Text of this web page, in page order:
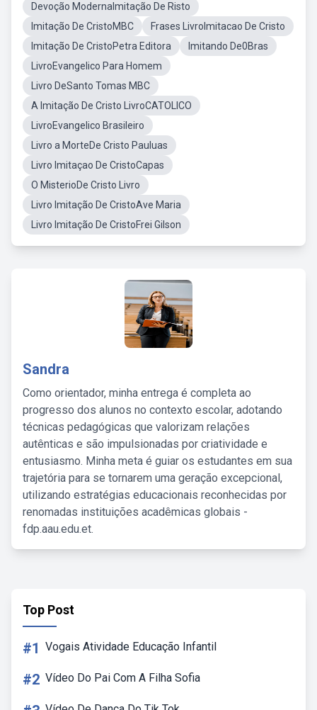
Devoção ModernaImitação De Risto
Imitação De CristoMBC
Frases LivroImitacao De Cristo
Imitação De CristoPetra Editora
Imitando De0Bras
LivroEvangelico Para Homem
Livro DeSanto Tomas MBC
A Imitação De Cristo LivroCATOLICO
LivroEvangelico Brasileiro
Livro a MorteDe Cristo Pauluas
Livro Imitaçao De CristoCapas
O MisterioDe Cristo Livro
Livro Imitação De CristoAve Maria
Livro Imitação De CristoFrei Gilson
Sandra
Como orientador, minha entrega é completa ao
progresso dos alunos no contexto escolar, adotando
técnicas pedagógicas que valorizam relações
autênticas e são impulsionadas por criatividade e
entusiasmo. Minha meta é guiar os estudantes em sua
trajetória para se tornarem uma geração excepcional,
utilizando estratégias educacionais reconhecidas por
renomadas instituições acadêmicas globais -
fdp.aau.edu.et.
Top Post
#1 Vogais Atividade Educação Infantil
#2 Vídeo Do Pai Com A Filha Sofia